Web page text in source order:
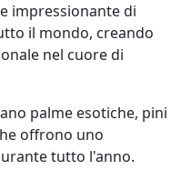
impressionante di
il mondo, creando
nel cuore di
palme esotiche, pini
offrono uno
tutto l'anno.